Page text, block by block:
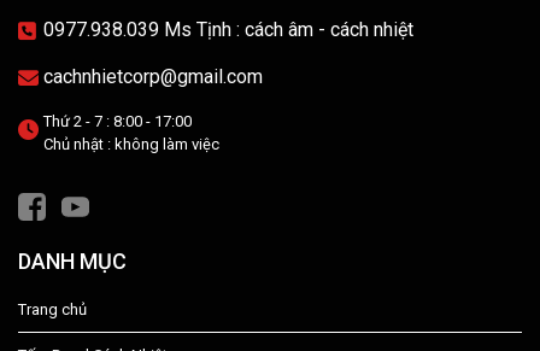
0977.938.039 Ms Tịnh : cách âm - cách nhiệt
cachnhietcorp@gmail.com
Thứ 2 - 7 : 8:00 - 17:00
Chủ nhật : không làm việc
DANH MỤC
Trang chủ